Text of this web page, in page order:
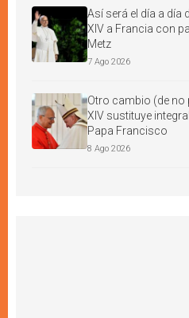
Así será el día a día
XIV a Francia con
Metz
7 Ago 2026
Otro cambio (de
XIV sustituye
Papa Francisco
8 Ago 2026